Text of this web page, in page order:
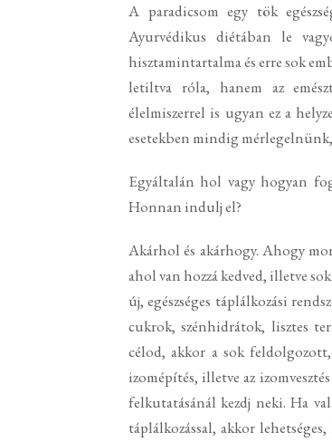
A paradicsom egy tök
Ayurvédikus diétában le
hisztamintartalma és erre sok
letiltva róla, hanem az
élelmiszerrel is ugyan ez a
esetekben mindig
Egyáltalán hol vagy hogyan
Honnan indulj el?
Akárhol és akárhogy. Ahogy
ahol van hozzá kedved, illetve
új, egészséges táplálkozási
cukrok, szénhidrátok, lisztes
célod, akkor a sok feldolgozott,
izomépítés, illetve az
felkutatásánál kezdj neki. Ha
táplálkozással, akkor